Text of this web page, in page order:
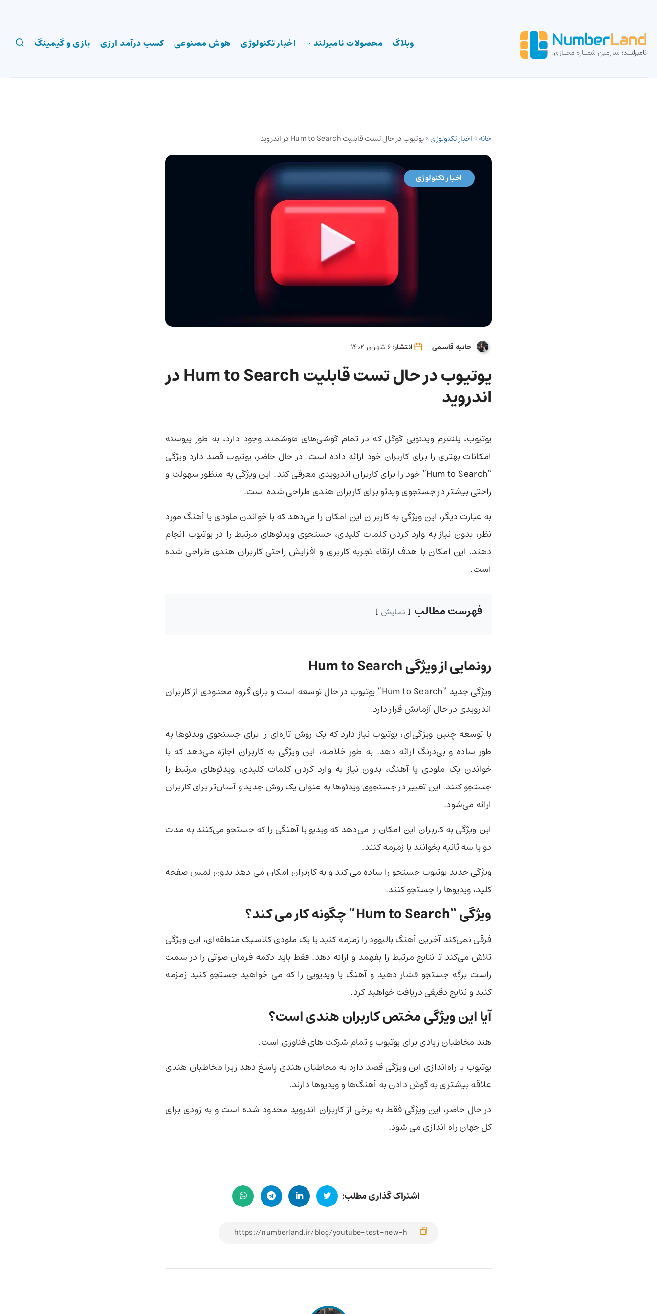
وبلاگ محصولات نامبرلند اخبار تکنولوژی هوش مصنوعی کسب درآمد ارزی بازی و گیمینگ
خانه»اخبار تکنولوژی»یوتیوب در حال تست قابلیت Hum to Search در اندروید
اخبار تکنولوژی
حانیه قاسمی انتشار:
یوتیوب در حال تست قابلیت Hum to Search در
اندروید
یوتیوب، پلتفرم ویدئویی گوگل که در تمام گوشی‌های هوشمند وجود دارد، به طور پیوسته
امکانات بهتری را برای کاربران خود ارائه داده است. در حال حاضر، یوتیوب قصد دارد ویژگی
“Hum to Search” خود را برای کاربران اندرویدی معرفی کند. این ویژگی به منظور سهولت و
راحتی بیشتر در جستجوی ویدئو برای کاربران هندی طراحی شده است.
به عبارت دیگر، این ویژگی به کاربران این امکان را می‌دهد که با خواندن ملودی یا آهنگ مورد
نظر، بدون نیاز به وارد کردن کلمات کلیدی، جستجوی ویدئوهای مرتبط را در یوتیوب انجام
دهند. این امکان با هدف ارتقاء تجربه کاربری و افزایش راحتی کاربران هندی طراحی شده
است.
فهرست مطالب نمایش
رونمایی از ویژگی Hum to Search
ویژگی جدید “Hum to Search” یوتیوب در حال توسعه است و برای گروه محدودی از کاربران
اندرویدی در حال آزمایش قرار دارد.
با توسعه چنین ویژگی‌ای، یوتیوب نیاز دارد که یک روش تازه‌ای را برای جستجوی ویدئوها به
طور ساده و بی‌درنگ ارائه دهد. به طور خلاصه، این ویژگی به کاربران اجازه می‌دهد که با
خواندن یک ملودی یا آهنگ، بدون نیاز به وارد کردن کلمات کلیدی، ویدئوهای مرتبط را
جستجو کنند. این تغییر در جستجوی ویدئوها به عنوان یک روش جدید و آسان‌تر برای کاربران
ارائه می‌شود.
این ویژگی به کاربران این امکان را می‌دهد که ویدیو یا آهنگی را که جستجو می‌کنند به مدت
دو یا سه ثانیه بخوانند یا زمزمه کنند.
ویژگی جدید یوتیوب جستجو را ساده می کند و به کاربران امکان می دهد بدون لمس صفحه
کلید، ویدیوها را جستجو کنند.
ویژگی “Hum to Search” چگونه کار می کند؟
فرقی نمی‌کند آخرین آهنگ بالیوود را زمزمه کنید یا یک ملودی کلاسیک منطقه‌ای، این ویژگی
تلاش می‌کند تا نتایج مرتبط را بفهمد و ارائه دهد. فقط باید دکمه فرمان صوتی را در سمت
راست برگه جستجو فشار دهید و آهنگ یا ویدیویی را که می خواهید جستجو کنید زمزمه
کنید و نتایج دقیقی دریافت خواهید کرد.
آیا این ویژگی مختص کاربران هندی است؟
هند مخاطبان زیادی برای یوتیوب و تمام شرکت های فناوری است.
یوتیوب با راه‌اندازی این ویژگی قصد دارد به مخاطبان هندی پاسخ دهد زیرا مخاطبان هندی
علاقه بیشتری به گوش دادن به آهنگ‌ها و ویدیوها دارند.
در حال حاضر، این ویژگی فقط به برخی از کاربران اندروید محدود شده است و به زودی برای
کل جهان راه اندازی می شود.
اشتراک گذاری مطلب: